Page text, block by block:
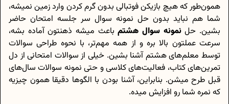
همون‌طور که هیچ بازیکن فوتبالی بدون گرم کردن وارد زمین نمیشه،
شما هم نباید بدون حل نمونه سوال سر جلسه امتحان حاضر
بشین. حلنمونه سوال هشتمباعث میشه ذهنتون آماده بشه،
سرعت عملتون بالا بره و از همه مهم‌تر، با نحوه طراحی سوالات
توسط معلم‌های هشتم آشنا بشین. خیلی از سوالات امتحانی از دل
تمرین‌های کتاب، فعالیت‌های کلاسی و حتی نمونه سوالات سال‌های
قبل طرح میشن. بنابراین، آشنا بودن با الگوها دقیقا همون چیزیه
که نمره شما رو افزایش میده.